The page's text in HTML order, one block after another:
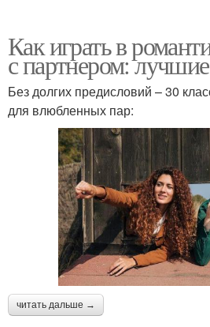
Как играть в
с партнером:
Без долгих предисловий – 30
для влюбленных пар:
читать дальше →